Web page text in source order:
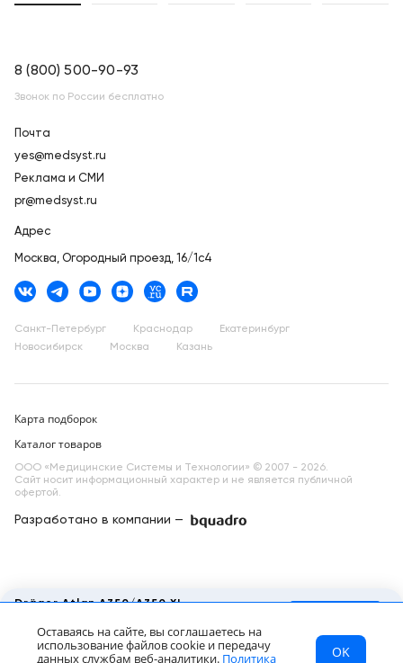
МСТ Каталог
Главная
Dräger Atlan A350/A350 XL
Цена по запросу
8 (800) 500-90-93
Звонок по России бесплатно
Почта
yes@medsyst.ru
Реклама и СМИ
pr@medsyst.ru
Адрес
Москва, Огородный проезд, 16/1с4
Санкт-Петербург Краснодар
Екатеринбург
Новосибирск
Москва Казань
Карта подборок
Каталог товаров
ООО «Медицинские Системы и Технологии» © 2007 - 2026.
Сайт носит информационный характер и не является публичной
офертой.
Разработано в компании —
Оставаясь на сайте, вы соглашаетесь на
использование файлов cookie и передачу
данных службам веб-аналитики. Политика OK